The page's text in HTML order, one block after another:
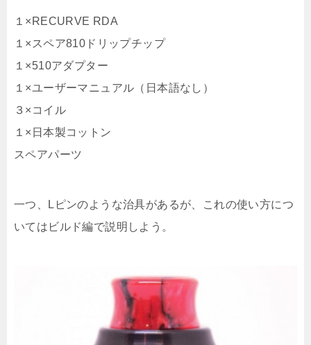
１×RECURVE RDA
１×スペア810ドリップチップ
１×510アダプター
１×ユーザーマニュアル（日本語なし）
３×コイル
１×日本製コットン
スペアパーツ
一つ、Lピンのような治具があるが、これの使い方につ
いてはビルド編で説明しよう。